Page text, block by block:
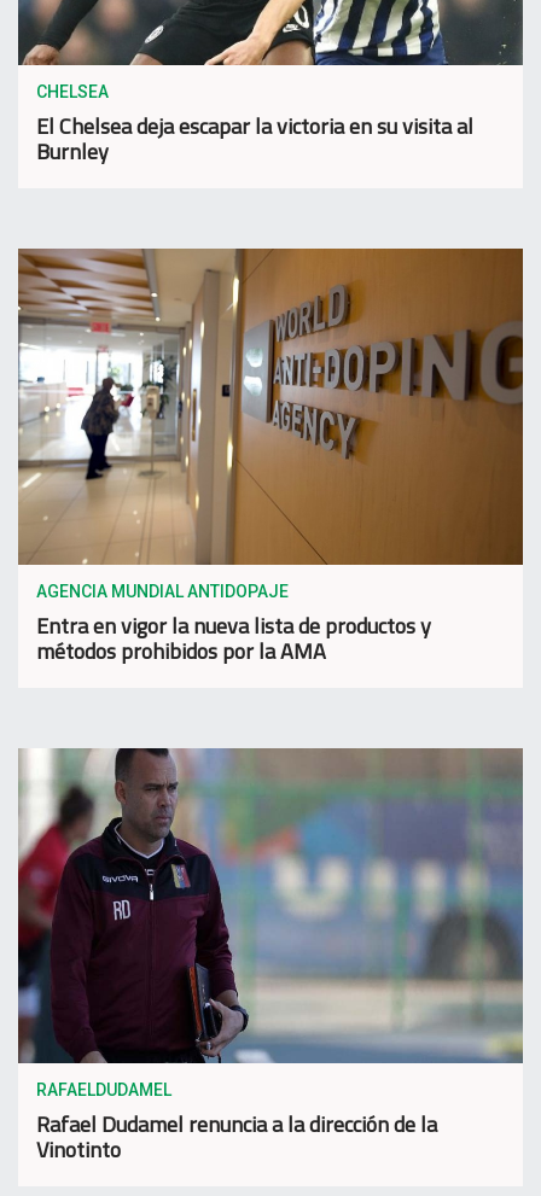
CHELSEA
El Chelsea deja escapar la victoria en su visita al
Burnley
AGENCIA MUNDIAL ANTIDOPAJE
Entra en vigor la nueva lista de productos y
métodos prohibidos por la AMA
RAFAELDUDAMEL
Rafael Dudamel renuncia a la dirección de la
Vinotinto